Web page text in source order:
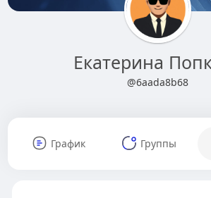
Екатерина
@6aada8b68
График Группы